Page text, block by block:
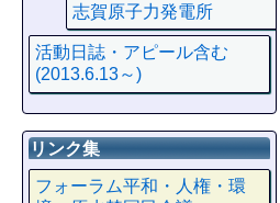
志賀原子力発電所
活動日誌・アピール含む
(2013.6.13～)
リンク集
フォーラム平和・人権・環